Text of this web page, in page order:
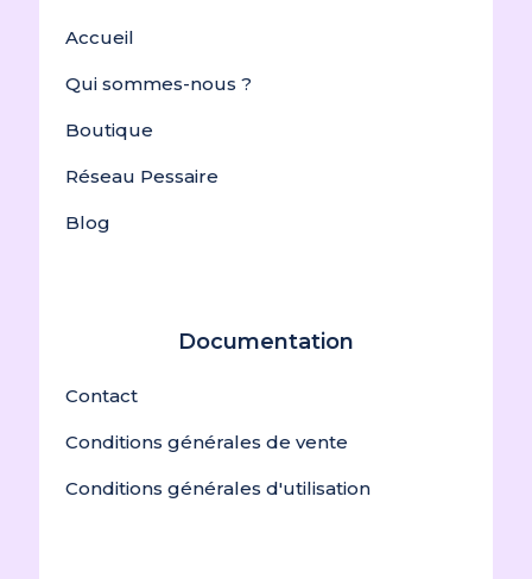
Accueil
Qui sommes-nous ?
Boutique
Réseau Pessaire
Blog
Documentation
Contact
Conditions générales de vente
Conditions générales d'utilisation